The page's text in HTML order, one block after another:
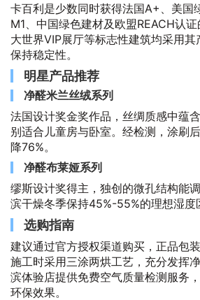
卡百利是少数同时获得法国A+、美国
M1、中国绿色建材及欧盟REACH认
大世界VIP展厅等标志性建筑均采用
保持稳定性。
明星产品推荐
净醛米兰丝绒系列
法国设计奖金奖作品，丝绸质感中蕴
别适合儿童房与卧室。经检测，涂刷
降76%。
净醛布莱娅系列
缪斯设计奖得主，独创的微孔结构能
滨干燥冬季保持45%-55%的理想湿度
选购指南
建议通过官方授权渠道购买，正品包
施工时采用三涂两烘工艺，充分发挥
滨体验店提供免费空气质量检测服务
环保效果。